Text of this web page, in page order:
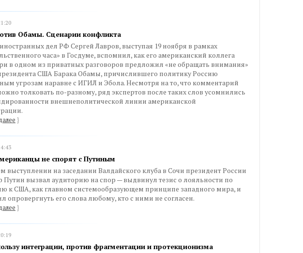
Обамы. Сценарии конфликта
дел РФ Сергей Лавров, выступая 19 ноября в рамках
часа» в Госдуме, вспомнил, как его американский коллега
в одном из приватных разговоров предложил «не обращать внимания»
США Барака Обамы, причислившего политику Россию
угрозам наравне с ИГИЛ и Эбола. Несмотря на то, что комментарий
толковать по-разному, ряд экспертов после таких слов усомнились
внешнеполитической линии американской
}
не спорят с Путиным
выступлении на заседании Валдайского клуба в Сочи президент России
вызвал аудиторию на спор — выдвинул тезис о лояльности по
к США, как главном системообразующем принципе западного мира, и
опровергнуть его слова любому, кто с ними не согласен.
}
интеграции, против фрагментации и протекционизма